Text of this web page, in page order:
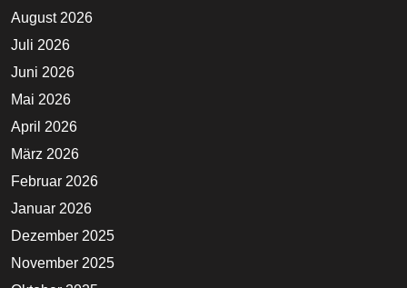
August 2026
Juli 2026
Juni 2026
Mai 2026
April 2026
März 2026
Februar 2026
Januar 2026
Dezember 2025
November 2025